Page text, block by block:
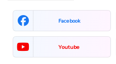
Facebook
Youtube